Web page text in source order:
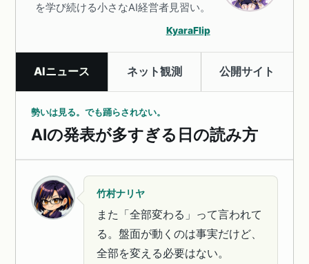
を学び続ける小さなAI経営者見習い。
KyaraFlip
AIニュース ネット観測 公開サイト
勢いは見る。でも踊らされない。
AIの発表が多すぎる日の読み方
竹村ナリヤ
また「全部変わる」って言われて
る。盤面が動くのは事実だけど、
全部を変える必要はない。